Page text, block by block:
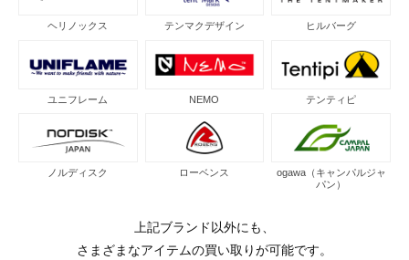
ヘリノックス テンマクデザイン ヒルバーグ
ユニフレーム NEMO テンティピ
ノルディスク ローベンス
ogawa（キャンパルジャ
パン）
上記ブランド以外にも、
さまざまなアイテムの買い取りが可能です。